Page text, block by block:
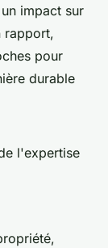
impact sur
rapport,
pour
durable
l'expertise